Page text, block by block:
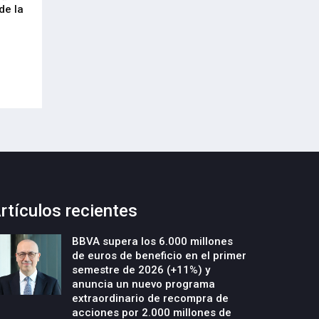
la
recientes
BBVA supera los 6.000 millones
de euros de beneficio en el primer
semestre de 2026 (+11%) y
anuncia un nuevo programa
extraordinario de recompra de
acciones por 2.000 millones de